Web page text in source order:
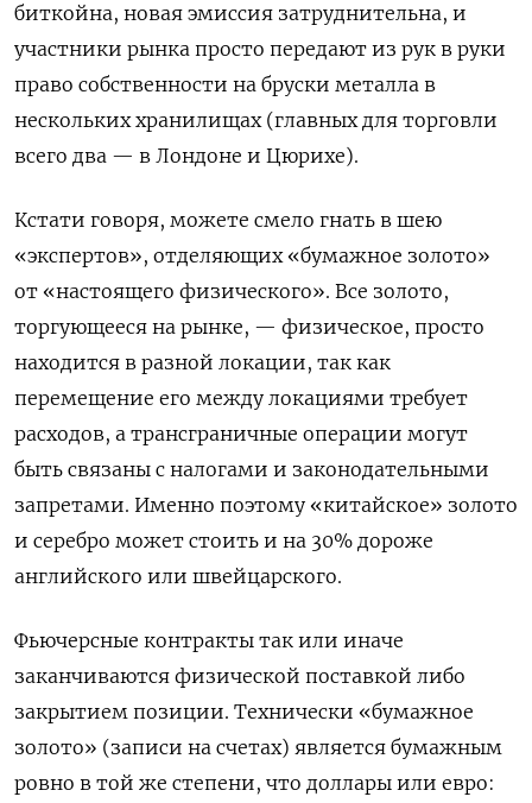
биткойна, новая эмиссия затруднительна, и
участники рынка просто передают из рук в руки
право собственности на бруски металла в
нескольких хранилищах (главных для торговли
всего два — в Лондоне и Цюрихе).
Кстати говоря, можете смело гнать в шею
«экспертов», отделяющих «бумажное золото»
от «настоящего физического». Все золото,
торгующееся на рынке, — физическое, просто
находится в разной локации, так как
перемещение его между локациями требует
расходов, а трансграничные операции могут
быть связаны с налогами и законодательными
запретами. Именно поэтому «китайское» золото
и серебро может стоить и на 30% дороже
английского или швейцарского.
Фьючерсные контракты так или иначе
заканчиваются физической поставкой либо
закрытием позиции. Технически «бумажное
золото» (записи на счетах) является бумажным
ровно в той же степени, что доллары или евро: